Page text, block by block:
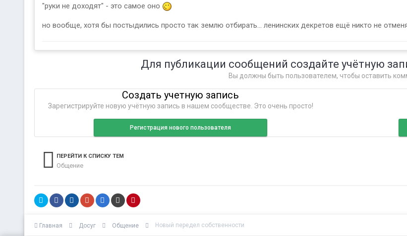
"руки не доходят" - это самое оно
но вообще, хотя бы постыдились просто так землю отбирать... ленинских декретов ещё никто не
Для публикации сообщений создайте учётную
Вы должны быть пользователем, чтобы оставить
Создать учетную запись
Зарегистрируйте новую учётную запись в нашем сообществе. Это очень просто!
Регистрация нового пользователя
ПЕРЕЙТИ К СПИСКУ ТЕМ
Общение
Главная Досуг Общение Новый передел собственности